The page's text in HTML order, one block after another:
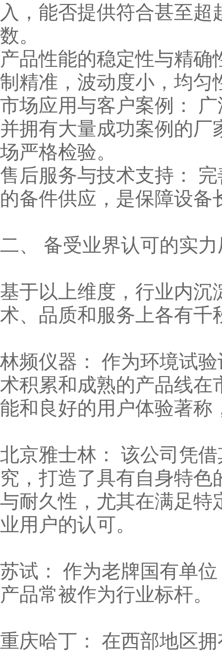
入，能否提供符合甚至
数。
产品性能的稳定性与精
制精准，波动度小，均匀
市场应用与客户案例：
并拥有大量成功案例的
场严格检验。
售后服务与技术支持：
的备件供应，是保障设备
二、 备受业界认可的实
基于以上维度，行业内沉
术、品质和服务上各有千
林频仪器： 作为环境试
术积累和成熟的产品线在
能和良好的用户体验著称
北京雅士林： 该公司凭
究，打造了具有自身特
与耐久性，尤其在满足特
业用户的认可。
苏试： 作为老牌国有单
产品常被作为行业标杆。
重庆哈丁： 在西部地区